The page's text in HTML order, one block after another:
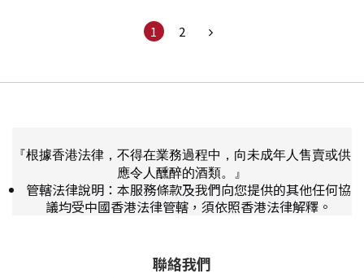
1 2
『根據香港法律，不得在業務過程中，向未成年人售賣或供
應令人醺醉的酒類。』
管轄法律說明：本服務條款及我們向您提供的其他任何協
議均受中國香港法律管轄，須依照香港法律解釋。
聯絡我們